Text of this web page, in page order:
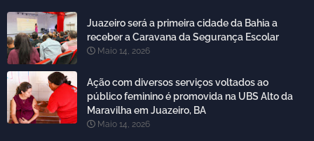
Juazeiro será a primeira cidade da Bahia a
receber a Caravana da Segurança Escolar
Maio 14, 2026
Ação com diversos serviços voltados ao
público feminino é promovida na UBS Alto da
Maravilha em Juazeiro, BA
Maio 14, 2026